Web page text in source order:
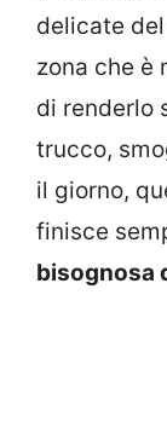
delicate
zona che è
di renderlo
trucco,
il giorno,
finisce
bisognosa